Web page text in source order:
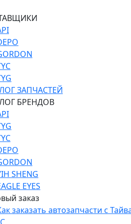
ЗАПЧАСТЕЙ
БРЕНДОВ
SHENG
EYES
заказ
заказать автозапчасти с